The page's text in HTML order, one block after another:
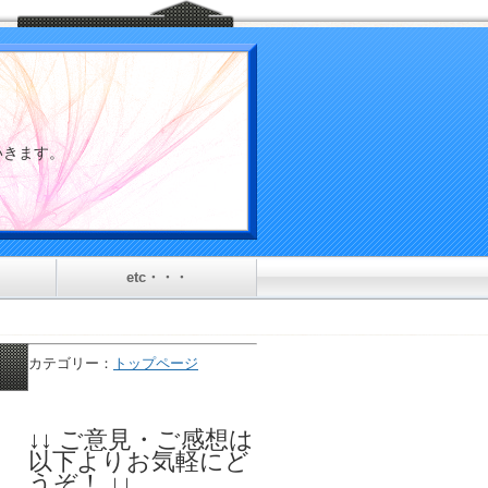
カテゴリー： トップページ
↓↓ ご意見・ご感想は
以下よりお気軽にど
ていきます。
etc・・・